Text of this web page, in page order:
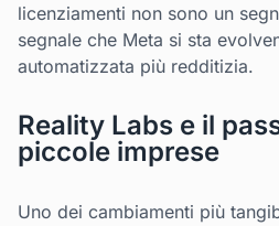
licenziamenti non sono un
segnale che Meta si sta
automatizzata più redditizia.
Reality Labs e il
piccole imprese
Uno dei cambiamenti più